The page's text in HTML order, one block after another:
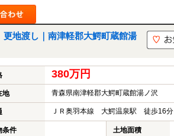
地渡し｜南津軽郡大鰐町蔵館湯
380万円
地 青森県南津軽郡大鰐町蔵館湯ノ沢
ＪＲ奥羽本線 大鰐温泉駅 徒歩16分
条件 土地面積